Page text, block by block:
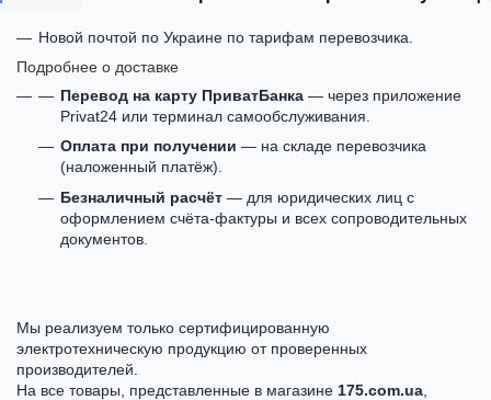
Новой почтой по Украине по тарифам перевозчика.
Подробнее о доставке
Перевод на карту ПриватБанка — через приложение
Privat24 или терминал самообслуживания.
Оплата при получении — на складе перевозчика
(наложенный платёж).
Безналичный расчёт — для юридических лиц с
оформлением счёта-фактуры и всех сопроводительных
документов.
Мы реализуем только сертифицированную
электротехническую продукцию от проверенных
производителей.
На все товары, представленные в магазине 175.com.ua